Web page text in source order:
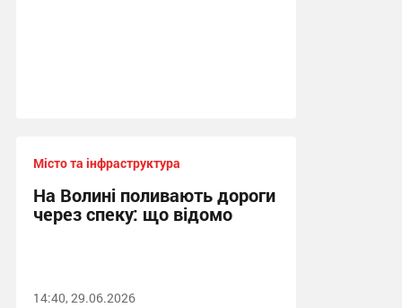
Місто та інфраструктура
На Волині поливають дороги
через спеку: що відомо
14:40, 29.06.2026